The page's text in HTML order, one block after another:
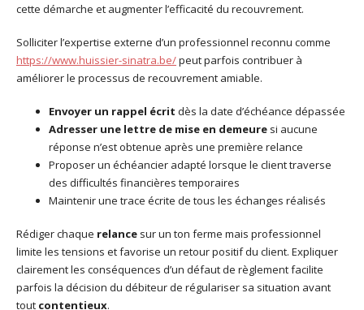
cette démarche et augmenter l’efficacité du recouvrement.
Solliciter l’expertise externe d’un professionnel reconnu comme
https://www.huissier-sinatra.be/peut parfois contribuer à
améliorer le processus de recouvrement amiable.
Envoyer un rappel écrit dès la date d’échéance dépassée
Adresser une lettre de mise en demeure si aucune
réponse n’est obtenue après une première relance
Proposer un échéancier adapté lorsque le client traverse
des difficultés financières temporaires
Maintenir une trace écrite de tous les échanges réalisés
Rédiger chaque relance sur un ton ferme mais professionnel
limite les tensions et favorise un retour positif du client. Expliquer
clairement les conséquences d’un défaut de règlement facilite
parfois la décision du débiteur de régulariser sa situation avant
tout contentieux.